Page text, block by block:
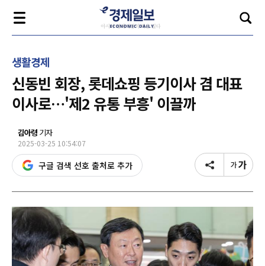
생활경제
신동빈 회장, 롯데쇼핑 등기이사 겸 대표
이사로…'제2 유통 부흥' 이끌까
김아령 기자
2025-03-25 10:54:07
구글 검색 선호 출처로 추가